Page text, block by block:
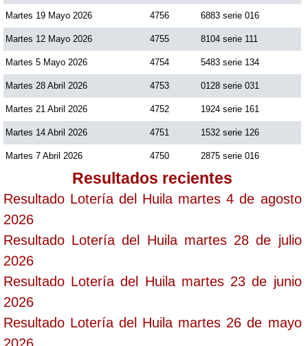
Martes 19 Mayo 2026 4756 6883 serie 016
Martes 12 Mayo 2026 4755 8104 serie 111
Martes 5 Mayo 2026 4754 5483 serie 134
Martes 28 Abril 2026 4753 0128 serie 031
Martes 21 Abril 2026 4752 1924 serie 161
Martes 14 Abril 2026 4751 1532 serie 126
Martes 7 Abril 2026 4750 2875 serie 016
Resultados recientes
Resultado Lotería del Huila martes 4 de agosto
2026
Resultado Lotería del Huila martes 28 de julio
2026
Resultado Lotería del Huila martes 23 de junio
2026
Resultado Lotería del Huila martes 26 de mayo